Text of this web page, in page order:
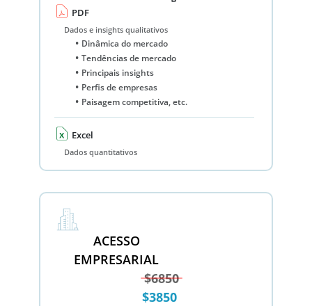
PDF
Dados e insights qualitativos
Dinâmica do mercado
Tendências de mercado
Principais insights
Perfis de empresas
Paisagem competitiva, etc.
Excel
Dados quantitativos
ACESSO
EMPRESARIAL
$6850
$3850